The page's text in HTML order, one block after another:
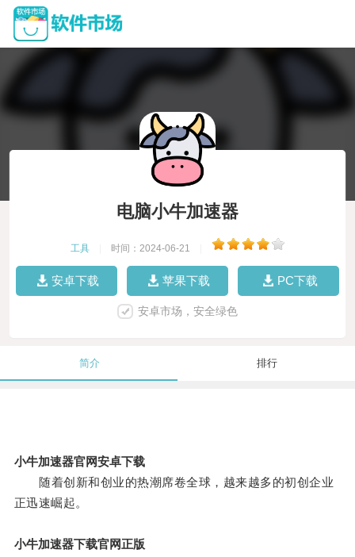
电脑小牛加速器
工具 时间：2024-06-21
安卓下载 苹果下载 PC下载
安卓市场，安全绿色
简介 排行
小牛加速器官网安卓下载
随着创新和创业的热潮席卷全球，越来越多的初创企业
正迅速崛起。
小牛加速器下载官网正版